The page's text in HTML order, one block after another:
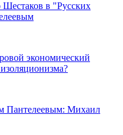
Шестаков в "Русских
экономический
Пантелеевым: Михаил